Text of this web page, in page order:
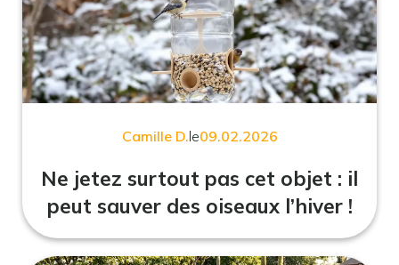
Camille D.le09.02.2026
Ne jetez surtout pas cet objet : il
peut sauver des oiseaux l’hiver !